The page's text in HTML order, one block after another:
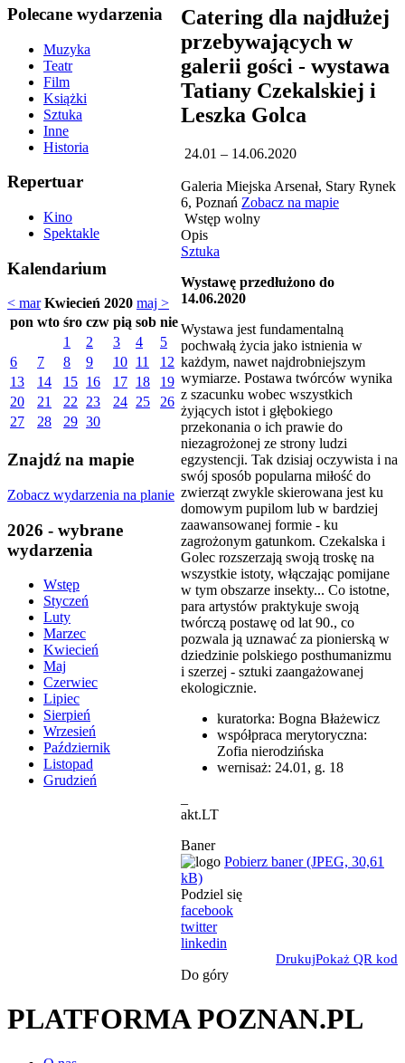
Polecane wydarzenia
Muzyka
Teatr
Film
Książki
Sztuka
Inne
Historia
Repertuar
Kino
Spektakle
Kalendarium
< mar Kwiecień 2020 maj >
pon wto śro czw pią sob nie
1
2 3 4
5
6
7 8 9 10 11
12
13
14 15 16 17 18
19
20
21 22 23 24 25
26
27
28 29 30
Znajdź na mapie
Zobacz wydarzenia na planie
2026 - wybrane
wydarzenia
Wstęp
Styczeń
Luty
Marzec
Kwiecień
Maj
Czerwiec
Lipiec
Sierpień
Wrzesień
Październik
Listopad
Grudzień
Catering dla najdłużej
przebywających w
galerii gości - wystawa
Tatiany Czekalskiej i
Leszka Golca
24.01 – 14.06.2020
Galeria Miejska Arsenał, Stary Rynek
6, Poznań Zobacz na mapie
Wstęp wolny
Opis
Sztuka
Wystawę przedłużono do
14.06.2020
Wystawa jest fundamentalną
pochwałą życia jako istnienia w
każdym, nawet najdrobniejszym
wymiarze. Postawa twórców wynika
z szacunku wobec wszystkich
żyjących istot i głębokiego
przekonania o ich prawie do
niezagrożonej ze strony ludzi
egzystencji. Tak dzisiaj oczywista i na
swój sposób popularna miłość do
zwierząt zwykle skierowana jest ku
domowym pupilom lub w bardziej
zaawansowanej formie - ku
zagrożonym gatunkom. Czekalska i
Golec rozszerzają swoją troskę na
wszystkie istoty, włączając pomijane
w tym obszarze insekty... Co istotne,
para artystów praktykuje swoją
twórczą postawę od lat 90., co
pozwala ją uznawać za pionierską w
dziedzinie polskiego posthumanizmu
i szerzej - sztuki zaangażowanej
ekologicznie.
kuratorka: Bogna Błażewicz
współpraca merytoryczna:
Zofia nierodzińska
wernisaż: 24.01, g. 18
akt.LT
Baner
Pobierz baner (JPEG, 30,61
kB)
Podziel się
facebook
twitter
linkedin
DrukujPokaż QR kod
Do góry
PLATFORMA POZNAN.PL